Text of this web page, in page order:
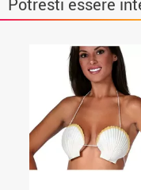
Potresti essere